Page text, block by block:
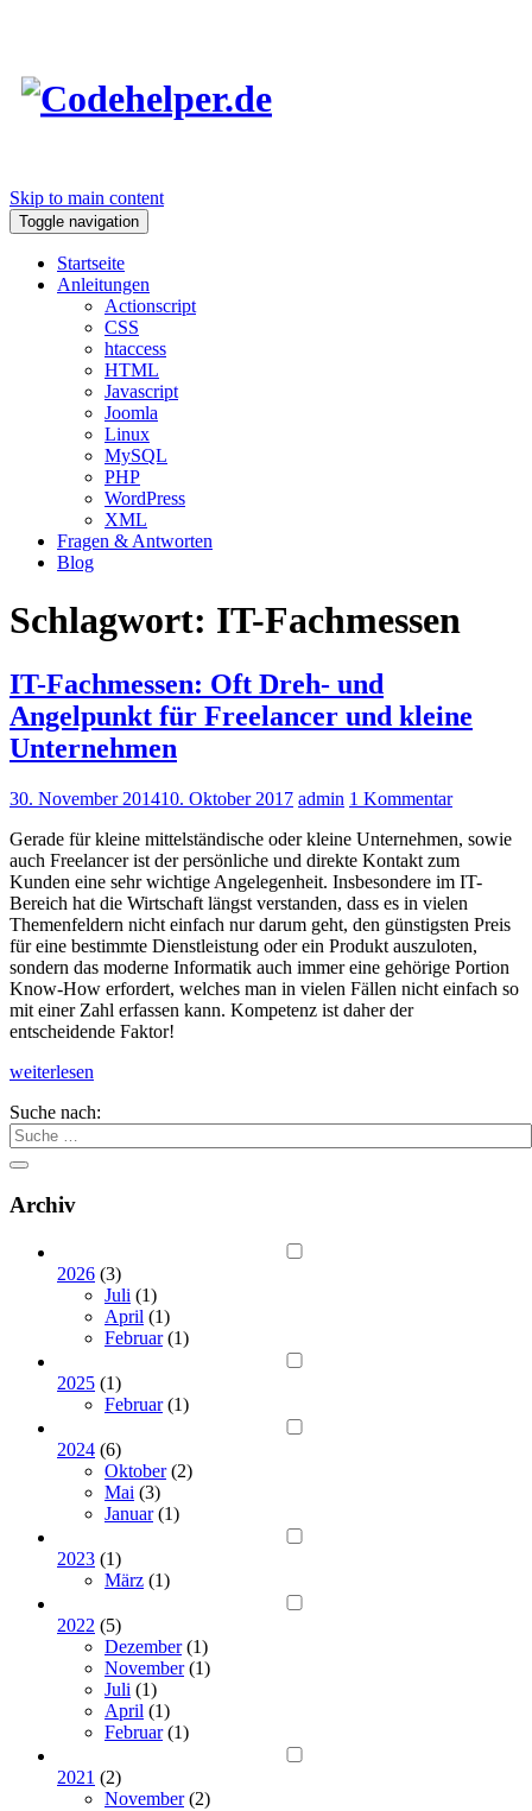
Skip to main content
Toggle navigation
Startseite
Anleitungen
Actionscript
CSS
htaccess
HTML
Javascript
Joomla
Linux
MySQL
PHP
WordPress
XML
Fragen & Antworten
Blog
Schlagwort: IT-Fachmessen
IT-Fachmessen: Oft Dreh- und
Angelpunkt für Freelancer und kleine
Unternehmen
30. November 201410. Oktober 2017 admin 1 Kommentar
Gerade für kleine mittelständische oder kleine Unternehmen, sowie
auch Freelancer ist der persönliche und direkte Kontakt zum
Kunden eine sehr wichtige Angelegenheit. Insbesondere im IT-
Bereich hat die Wirtschaft längst verstanden, dass es in vielen
Themenfeldern nicht einfach nur darum geht, den günstigsten Preis
für eine bestimmte Dienstleistung oder ein Produkt auszuloten,
sondern das moderne Informatik auch immer eine gehörige Portion
Know-How erfordert, welches man in vielen Fällen nicht einfach so
mit einer Zahl erfassen kann. Kompetenz ist daher der
entscheidende Faktor!
weiterlesen
Suche nach:
Archiv
2026 (3)
Juli (1)
April (1)
Februar(1)
2025 (1)
Februar(1)
2024 (6)
Oktober(2)
Mai (3)
Januar(1)
2023 (1)
März (1)
2022 (5)
Dezember(1)
November(1)
Juli (1)
April (1)
Februar(1)
2021 (2)
November(2)